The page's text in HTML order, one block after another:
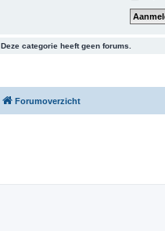
Deze categorie heeft geen forums.
Forumoverzicht